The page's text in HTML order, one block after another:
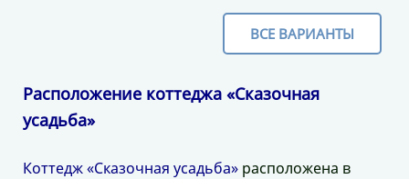
ВСЕ ВАРИАНТЫ
Расположение коттеджа «Сказочная
усадьба»
Коттедж «Сказочная усадьба» расположена в